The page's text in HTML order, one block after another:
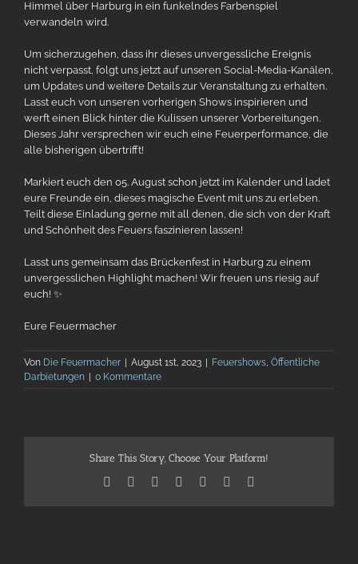
Himmel über Harburg in ein funkelndes Farbenspiel
verwandeln wird.
Um sicherzugehen, dass ihr dieses unvergessliche Ereignis
nicht verpasst, folgt uns jetzt auf unseren Social-Media-Kanälen,
um Updates und weitere Details zur Veranstaltung zu erhalten.
Lasst euch von unseren vorherigen Shows inspirieren und
werft einen Blick hinter die Kulissen unserer Vorbereitungen.
Dieses Jahr versprechen wir euch eine Feuerperformance, die
alle bisherigen übertrifft!
Markiert euch den 05. August schon jetzt im Kalender und ladet
eure Freunde ein, dieses magische Event mit uns zu erleben.
Teilt diese Einladung gerne mit all denen, die sich von der Kraft
und Schönheit des Feuers faszinieren lassen!
Lasst uns gemeinsam das Brückenfest in Harburg zu einem
unvergesslichen Highlight machen! Wir freuen uns riesig auf
euch! ✨
Eure Feuermacher
Von Die Feuermacher | August 1st, 2023 | Feuershows, Öffentliche
Darbietungen | 0 Kommentare
Share This Story, Choose Your Platform!
Facebook Reddit LinkedInTelegram
Tumblr